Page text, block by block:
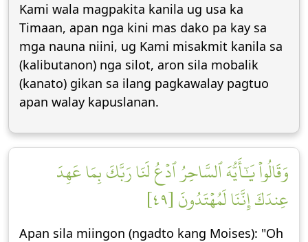
Kami wala magpakita kanila ug usa ka
Timaan, apan nga kini mas dako pa kay sa
mga nauna niini, ug Kami misakmit kanila sa
(kalibutanon) nga silot, aron sila mobalik
(kanato) gikan sa ilang pagkawalay pagtuo
apan walay kapuslanan.
وَقَالُواْ يَٰٓأَيُّهَ ٱلسَّاحِرُ ٱدۡعُ لَنَا رَبَّكَ بِمَا عَهِدَ
عِندَكَ إِنَّنَا لَمُهۡتَدُونَ [٤٩]
Apan sila miingon (ngadto kang Moises): "Oh